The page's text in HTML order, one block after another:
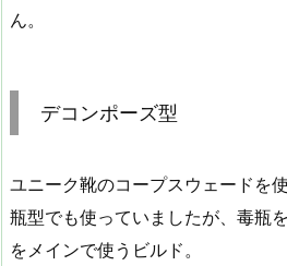
ん。
デコンポーズ型
ユニーク靴のコープスウェードを
瓶型でも使っていましたが、毒瓶
をメインで使うビルド。